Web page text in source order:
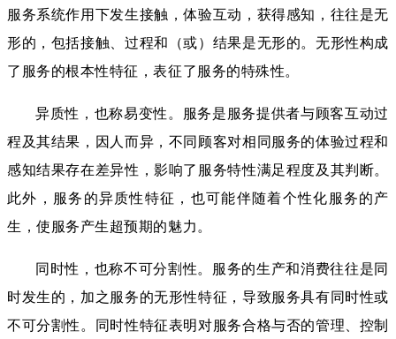
服务系统作用下发生接触，体验互动，获得感知，往往是无
形的，包括接触、过程和（或）结果是无形的。无形性构成
了服务的根本性特征，表征了服务的特殊性。
异质性，也称易变性。服务是服务提供者与顾客互动过
程及其结果，因人而异，不同顾客对相同服务的体验过程和
感知结果存在差异性，影响了服务特性满足程度及其判断。
此外，服务的异质性特征，也可能伴随着个性化服务的产
生，使服务产生超预期的魅力。
同时性，也称不可分割性。服务的生产和消费往往是同
时发生的，加之服务的无形性特征，导致服务具有同时性或
不可分割性。同时性特征表明对服务合格与否的管理、控制